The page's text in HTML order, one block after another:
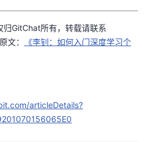
归GitChat所有，转载请联系
文：
《李钊：如何入门深度学习个
articleDetails?